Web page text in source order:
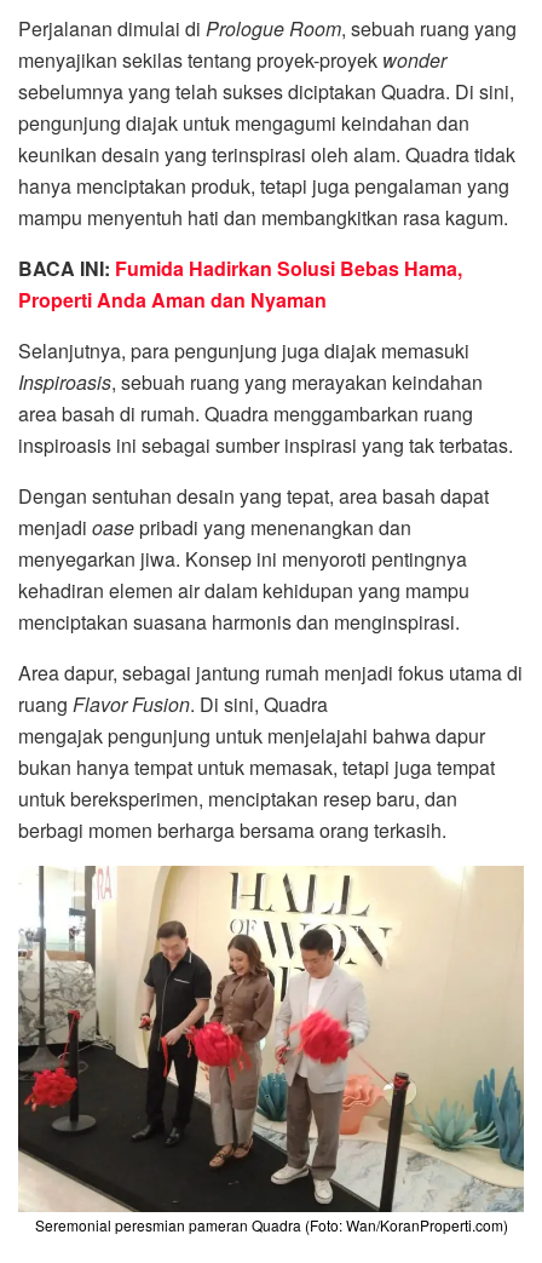
Perjalanan dimulai di Prologue Room, sebuah ruang yang
menyajikan sekilas tentang proyek-proyek wonder
sebelumnya yang telah sukses diciptakan Quadra. Di sini,
pengunjung diajak untuk mengagumi keindahan dan
keunikan desain yang terinspirasi oleh alam. Quadra tidak
hanya menciptakan produk, tetapi juga pengalaman yang
mampu menyentuh hati dan membangkitkan rasa kagum.
BACA INI: Fumida Hadirkan Solusi Bebas Hama,
Properti Anda Aman dan Nyaman
Selanjutnya, para pengunjung juga diajak memasuki
Inspiroasis, sebuah ruang yang merayakan keindahan
area basah di rumah. Quadra menggambarkan ruang
inspiroasis ini sebagai sumber inspirasi yang tak terbatas.
Dengan sentuhan desain yang tepat, area basah dapat
menjadi oasepribadi yang menenangkan dan
menyegarkan jiwa. Konsep ini menyoroti pentingnya
kehadiran elemen air dalam kehidupan yang mampu
menciptakan suasana harmonis dan menginspirasi.
Area dapur, sebagai jantung rumah menjadi fokus utama di
ruang Flavor Fusion. Di sini, Quadra
mengajak pengunjung untuk menjelajahi bahwa dapur
bukan hanya tempat untuk memasak, tetapi juga tempat
untuk bereksperimen, menciptakan resep baru, dan
berbagi momen berharga bersama orang terkasih.
Seremonial peresmian pameran Quadra (Foto: Wan/KoranProperti.com)